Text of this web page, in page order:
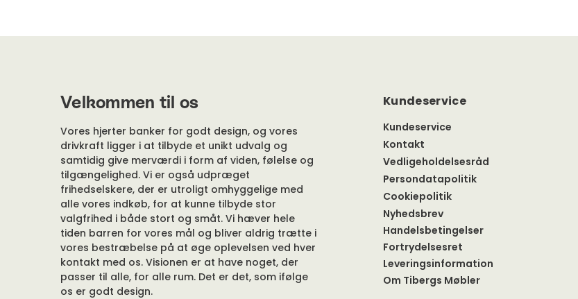
Velkommen til os
Vores hjerter banker for godt design, og vores
drivkraft ligger i at tilbyde et unikt udvalg og
samtidig give merværdi i form af viden, følelse og
tilgængelighed. Vi er også udpræget
frihedselskere, der er utroligt omhyggelige med
alle vores indkøb, for at kunne tilbyde stor
valgfrihed i både stort og småt. Vi hæver hele
tiden barren for vores mål og bliver aldrig trætte i
vores bestræbelse på at øge oplevelsen ved hver
kontakt med os. Visionen er at have noget, der
passer til alle, for alle rum. Det er det, som ifølge
os er godt design.
Kundeservice
Kundeservice
Kontakt
Vedligeholdelsesråd
Persondatapolitik
Cookiepolitik
Nyhedsbrev
Handelsbetingelser
Fortrydelsesret
Leveringsinformation
Om Tibergs Møbler